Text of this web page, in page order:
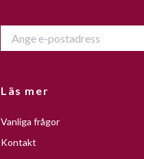
Läs mer
Vanliga frågor
Kontakt